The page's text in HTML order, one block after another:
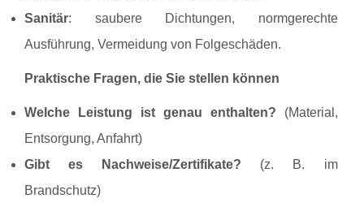
Sanitär: saubere Dichtungen, normgerechte
Ausführung, Vermeidung von Folgeschäden.
Praktische Fragen, die Sie stellen können
Welche Leistung ist genau enthalten? (Material,
Entsorgung, Anfahrt)
Gibt es Nachweise/Zertifikate? (z. B. im
Brandschutz)